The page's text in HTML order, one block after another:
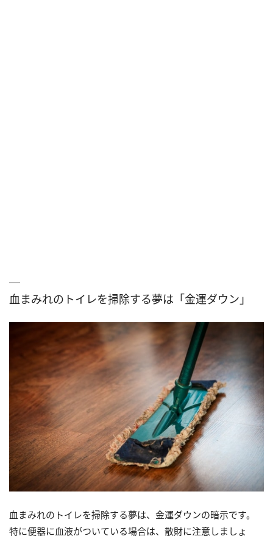
血まみれのトイレを掃除する夢は「金運ダウン」
血まみれのトイレを掃除する夢は、金運ダウンの暗示です。
特に便器に血液がついている場合は、散財に注意しましょ